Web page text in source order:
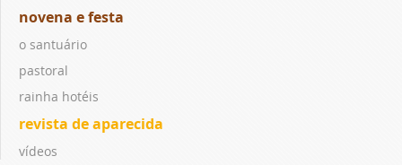
novena e festa
o santuário
pastoral
rainha hotéis
revista de aparecida
vídeos